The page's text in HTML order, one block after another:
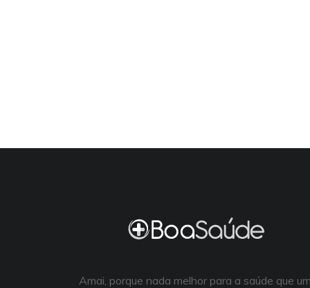
Amai, porque nada melhor para a saúde que